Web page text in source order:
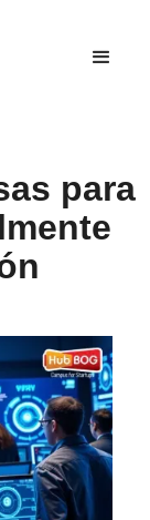
para